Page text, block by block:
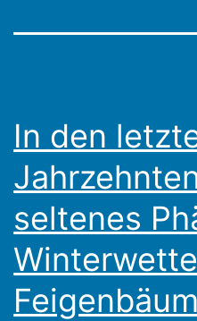
In den
seltenes